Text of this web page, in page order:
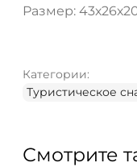
Размер:
Категории:
Туристическое
Смотрите